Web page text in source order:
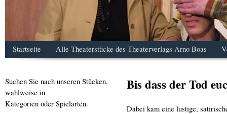
Startseite Alle Theaterstücke des Theaterverlags Arno Boas
Suchen Sie nach unseren Stücken,
wahlweise in
Kategorien oder Spielarten.
Bis dass der Tod
Dabei kam eine lustige,